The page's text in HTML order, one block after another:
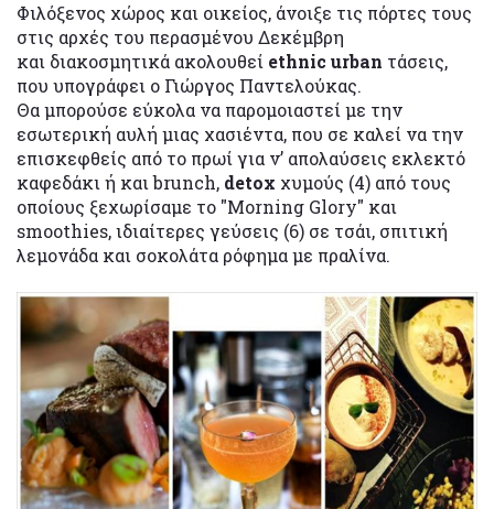
Φιλόξενος χώρος και οικείος, άνοιξε τις πόρτες τους
στις αρχές του περασμένου Δεκέμβρη
και διακοσμητικά ακολουθεί ethnic urban τάσεις,
που υπογράφει ο Γιώργος Παντελούκας.
Θα μπορούσε εύκολα να παρομοιαστεί με την
εσωτερική αυλή μιας χασιέντα, που σε καλεί να την
επισκεφθείς από το πρωί για ν’ απολαύσεις εκλεκτό
καφεδάκι ή και brunch, detox χυμούς (4) από τους
οποίους ξεχωρίσαμε το "Morning Glory" και
smoothies, ιδιαίτερες γεύσεις (6) σε τσάι, σπιτική
λεμονάδα και σοκολάτα ρόφημα με πραλίνα.